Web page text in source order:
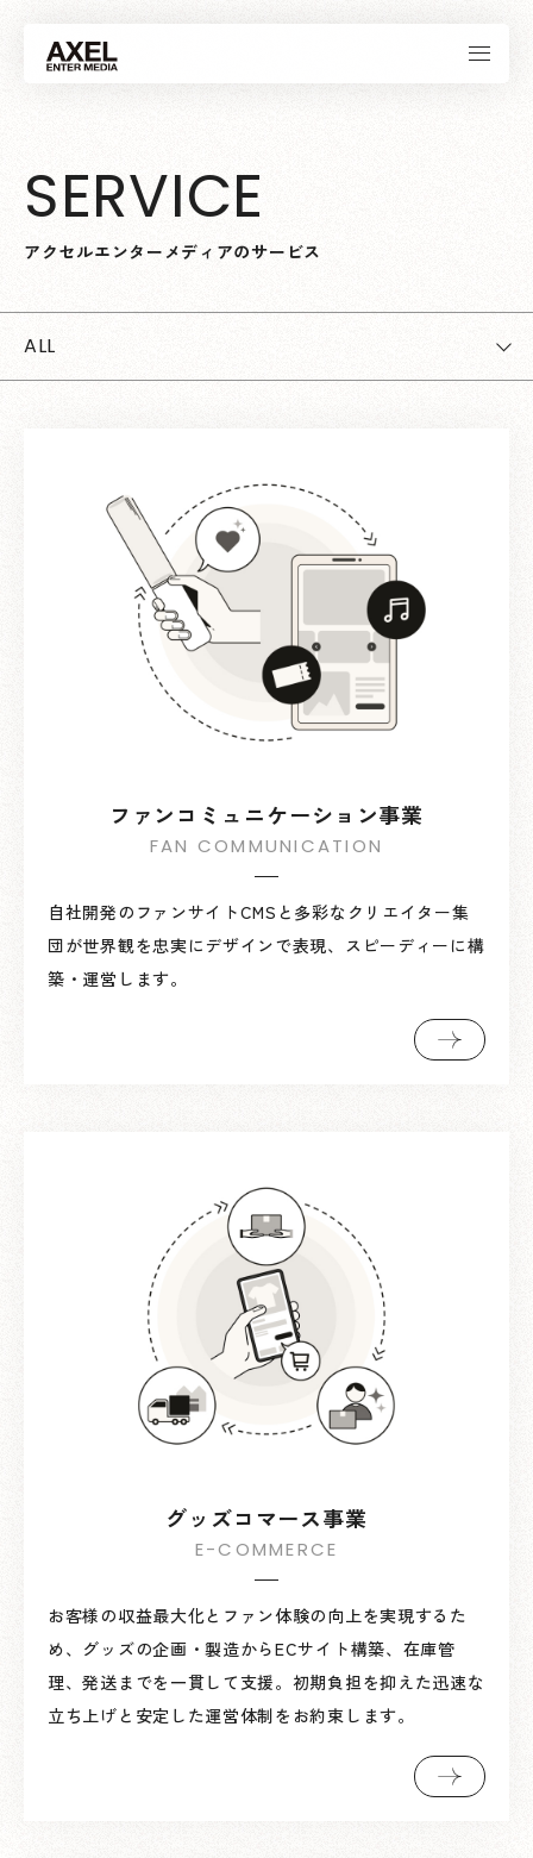
SERVICE
ア クセルエ ンタ ーメディ アのサー ビス
ALL
ファンコミュニケーション事業
自社開発のファンサイトCMSと多彩なクリエイター集
団が世界観を忠実にデザインで表現、スピーディーに構
築・運営します。
グッズコマース事業
お客様の収益最大化とファン体験の向上を実現するた
め、グッズの企画・製造からECサイト構築、在庫管
理、発送までを一貫して支援。初期負担を抑えた迅速な
立ち上げと安定した運営体制をお約束します。